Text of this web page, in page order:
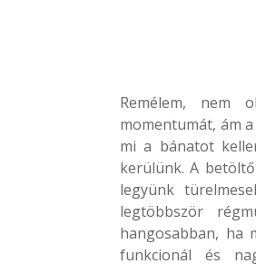
Remélem, nem
momentumát, ám
mi a bánatot
kerülünk. A
legyünk
legtöbbször
hangosabban, ha
funkcionál és